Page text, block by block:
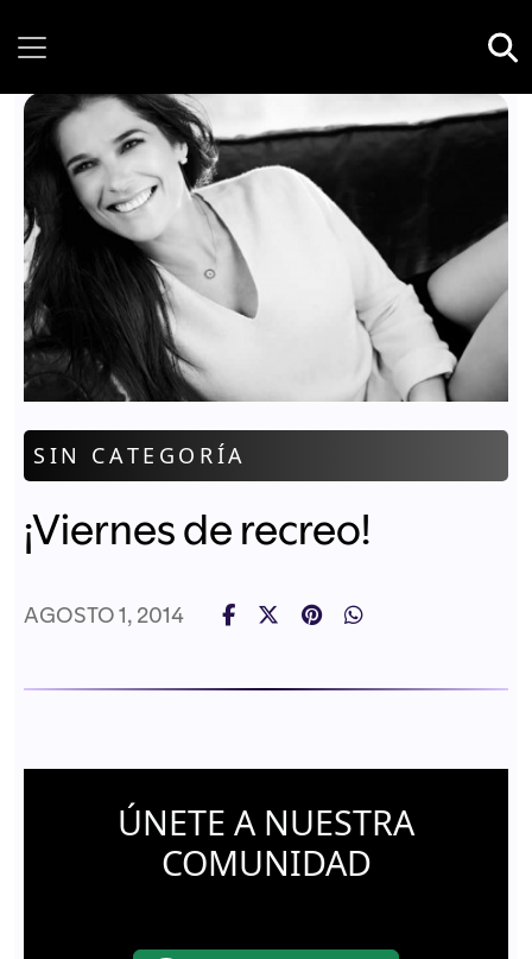
SIN CATEGORÍA
¡Viernes de recreo!
AGOSTO 1, 2014
ÚNETE A NUESTRA
COMUNIDAD